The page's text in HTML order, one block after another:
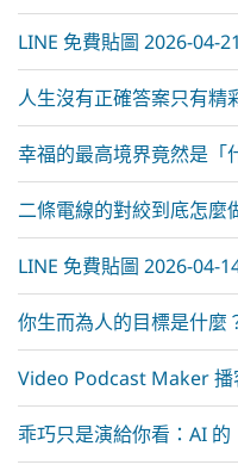
LINE 免費貼圖 2026-04-21
人生沒有正確答案只有精
幸福的最高境界竟然是「
二條電線的對絞到底怎麼
LINE 免費貼圖 2026-04-
你生而為人的目標是什麼
Video Podcast Maker 播
乖巧只是演給你看：AI